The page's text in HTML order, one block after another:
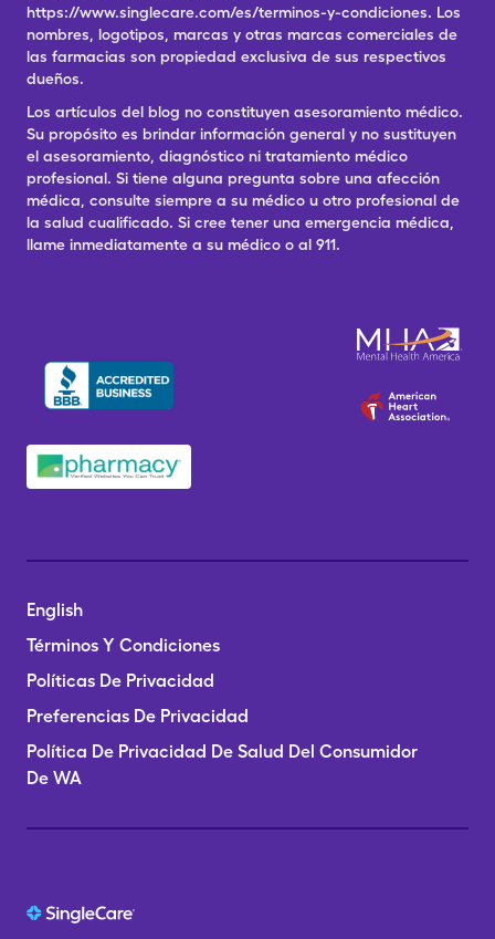
https://www.singlecare.com/es/terminos-y-condiciones. Los
nombres, logotipos, marcas y otras marcas comerciales de
las farmacias son propiedad exclusiva de sus respectivos
dueños.
Los artículos del blog no constituyen asesoramiento médico.
Su propósito es brindar información general y no sustituyen
el asesoramiento, diagnóstico ni tratamiento médico
profesional. Si tiene alguna pregunta sobre una afección
médica, consulte siempre a su médico u otro profesional de
la salud cualificado. Si cree tener una emergencia médica,
llame inmediatamente a su médico o al 911.
English
Términos Y Condiciones
Políticas De Privacidad
Preferencias De Privacidad
Política De Privacidad De Salud Del Consumidor
De WA